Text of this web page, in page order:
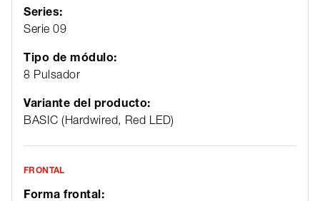
Series:
Serie 09
Tipo de módulo:
8 Pulsador
Variante del producto:
BASIC (Hardwired, Red LED)
FRONTAL
Forma frontal: